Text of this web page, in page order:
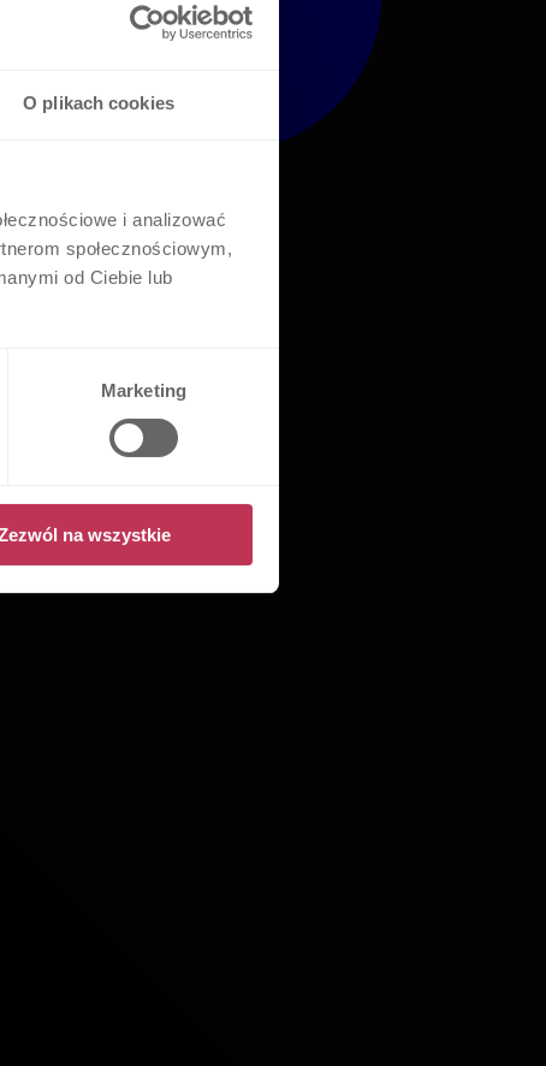
O plikach cookies
i analizować
społecznościowym,
od Ciebie lub
Marketing
na wszystkie